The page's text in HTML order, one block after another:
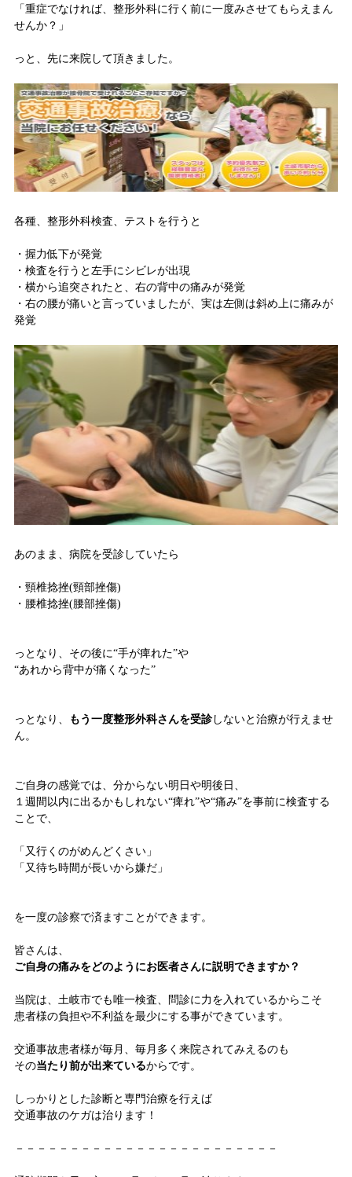
「重症でなければ、整形外科に行く前に一度みさせてもらえまん
せんか？」
っと、先に来院して頂きました。
各種、整形外科検査、テストを行うと
・握力低下が発覚
・検査を行うと左手にシビレが出現
・横から追突されたと、右の背中の痛みが発覚
・右の腰が痛いと言っていましたが、実は左側は斜め上に痛みが
発覚
あのまま、病院を受診していたら
・頸椎捻挫(頸部挫傷)
・腰椎捻挫(腰部挫傷)
っとなり、その後に“手が痺れた”や
“あれから背中が痛くなった”
っとなり、 もう一度整形外科さんを受診しないと治療が行えませ
ん。
ご自身の感覚では、分からない明日や明後日、
１週間以内に出るかもしれない“痺れ”や“痛み”を事前に検査する
ことで、
「又行くのがめんどくさい」
「又待ち時間が長いから嫌だ」
を一度の診察で済ますことができます。
皆さんは、
ご自身の痛みをどのようにお医者さんに説明できますか？
当院は、土岐市でも唯一検査、問診に力を入れているからこそ
患者様の負担や不利益を最少にする事ができています。
交通事故患者様が毎月、毎月多く来院されてみえるのも
その当たり前が出来ているからです。
しっかりとした診断と専門治療を行えば
交通事故のケガは治ります！
－－－－－－－－－－－－－－－－－－－－－－－－